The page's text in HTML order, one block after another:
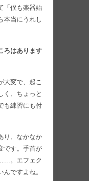
「僕も楽器始
本当にうれし
ろはあります
大変で、起こ
く、ちょっと
も練習にも付
り、なかなか
です。手首が
。エフェク
ですよね。